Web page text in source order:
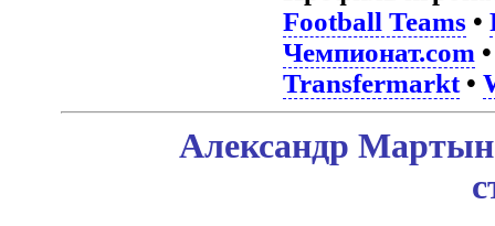
Football Teams •
Чемпионат.com
Transfermarkt•
Александр